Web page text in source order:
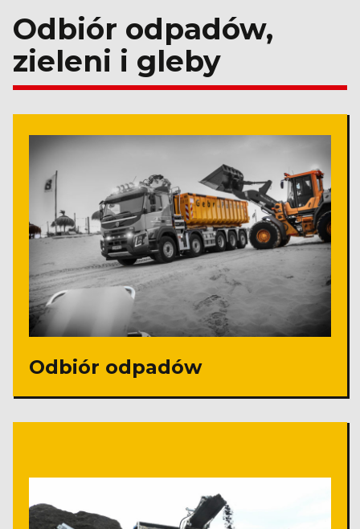
Odbiór odpadów,
zieleni i gleby
Odbiór odpadów